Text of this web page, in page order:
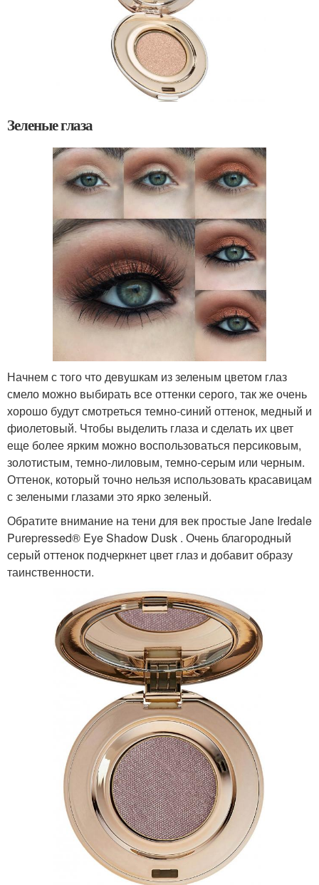
Зеленые глаза
Начнем с того что девушкам из зеленым цветом глаз
смело можно выбирать все оттенки серого, так же очень
хорошо будут смотреться темно-синий оттенок, медный и
фиолетовый. Чтобы выделить глаза и сделать их цвет
еще более ярким можно воспользоваться персиковым,
золотистым, темно-лиловым, темно-серым или черным.
Оттенок, который точно нельзя использовать красавицам
с зелеными глазами это ярко зеленый.
Обратите внимание на тени для век простые Jane Iredale
Purepressed® Eye Shadow Dusk . Очень благородный
серый оттенок подчеркнет цвет глаз и добавит образу
таинственности.